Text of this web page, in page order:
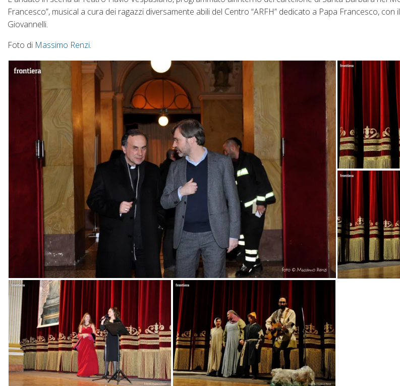
Francesco”, musical a cura dei ragazzi diversamente abili del Centro “ARFH” dedicato a Papa Francesco,
Giovannelli.
Foto di Massimo Renzi.